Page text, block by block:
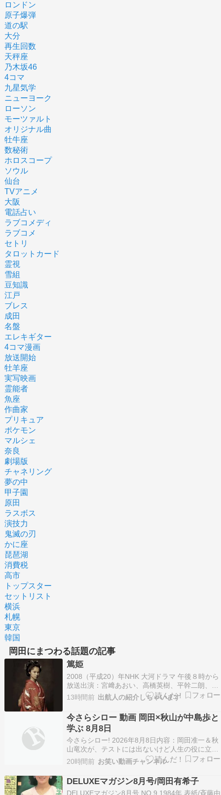
ロンドン
原子爆弾
道の駅
大分
再生回数
天秤座
乃木坂46
4コマ
九星気学
ニューヨーク
ローソン
モーツァルト
オリジナル曲
牡牛座
数秘術
ホロスコープ
ソウル
仙台
TVアニメ
大阪
電話占い
ラブコメディ
ラブコメ
セトリ
タロットカード
霊視
雪組
豆知識
江戸
ブレス
成田
名盤
エレキギター
4コマ漫画
放送開始
牡羊座
実写映画
霊能者
魚座
作曲家
プリキュア
ポケモン
マルシェ
奈良
劇場版
チャネリング
夢の中
甲子園
原田
ラスボス
演技力
鬼滅の刃
かに座
琵琶湖
消費税
高市
トップスター
セットリスト
横浜
札幌
東京
韓国
岡田にまつわる話題の記事
篤姫
2008（平成20）年NHK 大河ドラマ 午後８時から
放送出演：宮﨑あおい、高橋英樹、平幹二朗、江
守徹、松坂慶子、堀北真希、堺雅人、瑛太、松田
翔太、北大路欣也、平岳大、草刈正雄、玉木宏、
稲森いずみ、鶴田真由、高橋由美子、若村麻由
美、高畑淳子、星由里子、中村メイコ、余貴美
子、小澤…
13時間前 出航人の紹介しちゃいます
今さらシロー 動画 岡田×秋山が中島歩と
学ぶ 8月8日
今さらシロー! 2026年8月8日内容：岡田准一＆秋
山竜次が、テストには出ないけど人生の役に立つ
情報を、全力で体験しながら学ぶバラエティ。出
演者：岡田准一 秋山竜次
20時間前 お笑い動画チャンネル
DELUXEマガジン8月号/岡田有希子
DELUXEマガジン8月号 NO.9 1984年 表紙/斉藤由